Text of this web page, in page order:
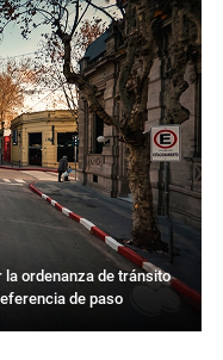
la ordenanza de tránsito
de paso